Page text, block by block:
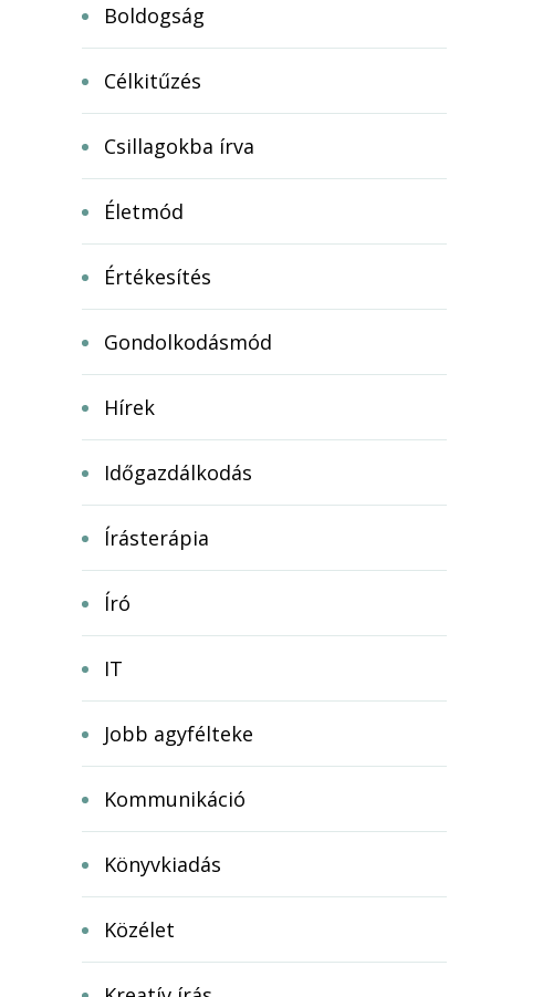
Boldogság
Célkitűzés
Csillagokba írva
Életmód
Értékesítés
Gondolkodásmód
Hírek
Időgazdálkodás
Írásterápia
Író
IT
Jobb agyfélteke
Kommunikáció
Könyvkiadás
Közélet